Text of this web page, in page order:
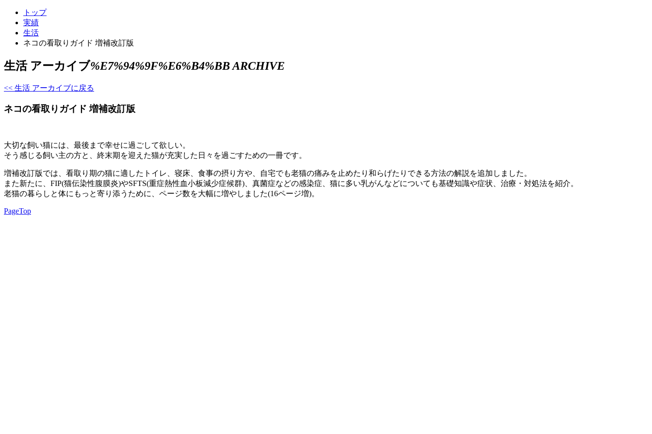
トップ
実績
生活
ネコの看取りガイド 増補改訂版
生活 アーカイブ%E7%94%9F%E6%B4%BB ARCHIVE
<< 生活 アーカイブに戻る
ネコの看取りガイド 増補改訂版
大切な飼い猫には、最後まで幸せに過ごして欲しい。
そう感じる飼い主の方と、終末期を迎えた猫が充実した日々を過ごすための一冊です。
増補改訂版では、看取り期の猫に適したトイレ、寝床、食事の摂り方や、自宅でも老猫の痛みを止めたり和らげたりできる方法の解説を追加しました。
また新たに、FIP(猫伝染性腹膜炎)やSFTS(重症熱性血小板減少症候群)、真菌症などの感染症、猫に多い乳がんなどについても基礎知識や症状、治療・対処法を紹介。
老猫の暮らしと体にもっと寄り添うために、ページ数を大幅に増やしました(16ページ増)。
PageTop